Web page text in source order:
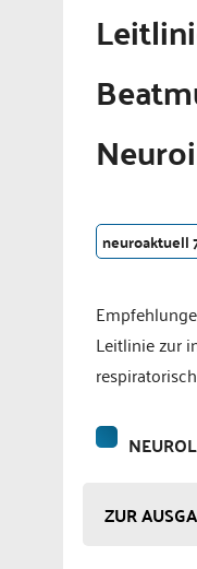
neuroaktuell
Leitlinie zur
ZUR